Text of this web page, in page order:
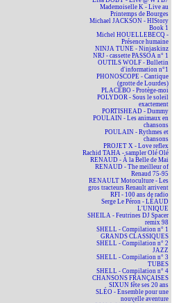
Mademoiselle K - Live au
Printemps de Bourges
Michael JACKSON - HIStory
Book 1
Michel HOUELLEBECQ -
Présence humaine
NINJA TUNE - Ninjaskinz
NRJ - cassette PASSOA n° 1
OUTILS WOLF - Bulletin
d'information n°1
PHONOSCOPE - Cantique
(grotte de Lourdes)
PLACEBO - Protège-moi
POLYDOR - Sous le soleil
exactement
PORTISHEAD - Dummy
POULAIN - Les animaux en
chansons
POULAIN - Rythmes et
chansons
PROJET X - Love reflex
Rachid TAHA - sampler Olé Olé
RENAUD - À la Belle de Mai
RENAUD - The meilleur of
Renaud 75-95
RENAULT Motoculture - Les
gros tracteurs Renault arrivent
RFI - 100 ans de radio
Serge Le Péron - LÉAUD
L'UNIQUE
SHEILA - Feutrines DJ Spacer
remix 98
SHELL - Compilation n° 1
GRANDS CLASSIQUES
SHELL - Compilation n° 2
JAZZ
SHELL - Compilation n° 3
TUBES
SHELL - Compilation n° 4
CHANSONS FRANÇAISES
SIXUN fête ses 20 ans
SLÉO - Ensemble pour une
nouvelle aventure